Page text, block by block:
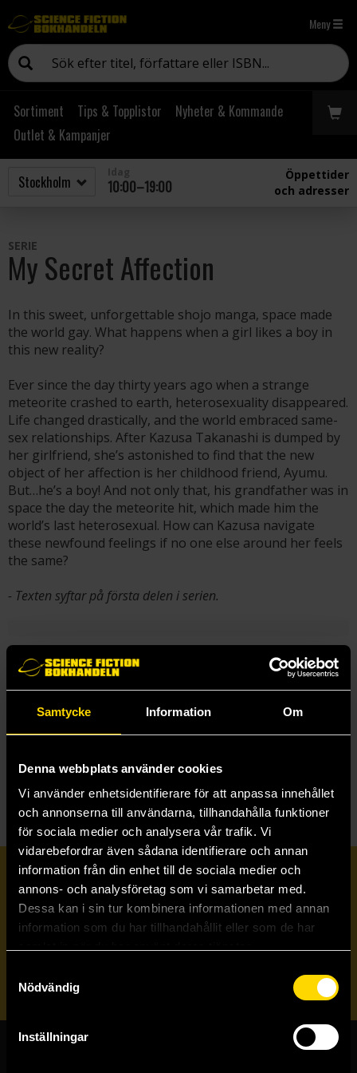
Samtycke Information Om
Denna webbplats använder cookies
Vi använder enhetsidentifierare för att anpassa innehållet
och annonserna till användarna, tillhandahålla funktioner
för sociala medier och analysera vår trafik. Vi
vidarebefordrar även sådana identifierare och annan
information från din enhet till de sociala medier och
annons- och analysföretag som vi samarbetar med.
Dessa kan i sin tur kombinera informationen med annan
information som du har tillhandahållit eller som de har
Nödvändig
Inställningar
Meny
Sortiment Tips & Topplistor
Nyheter & Kommande
Outlet & Kampanjer
10:00–19:00
Öppettider
och adresser
SERIE
My Secret Affection
In this sweet, unforgettable shojo manga, space made
the world gay. What happens when a girl likes a boy in
this new reality?
Ever since the day thirty years ago when a strange
meteorite crashed to earth, heterosexuality disappeared.
Life changed drastically, and the world embraced same-
sex relationships. After Kazusa Takanashi is dumped by
her girlfriend, she’s astonished to find that the new
object of her affection is her childhood friend, Ayumu.
But…he’s a boy! And not only that, his grandfather was in
space the day the meteorite hit, which made him the
world’s last heterosexual. How can Kazusa navigate
these newfound feelings if no one else around her feels
the same?
- Texten syftar på första delen i serien.
Bevaka
Bevaka "My Secret Affection" och få ett mail varje gång en
Skicka
Prenumerera på vårt nyhetsbrev
Veckobrevet
Skicka